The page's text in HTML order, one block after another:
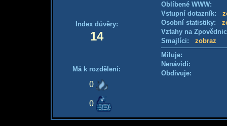
Index důvěry:
14
Má k rozdělení:
0
0
Oblíbené WWW:
Vstupní dotazník:
Osobní statistiky:
Vztahy na
Smajlíci: zobraz
Miluje:
Nenávidí:
Obdivuje: